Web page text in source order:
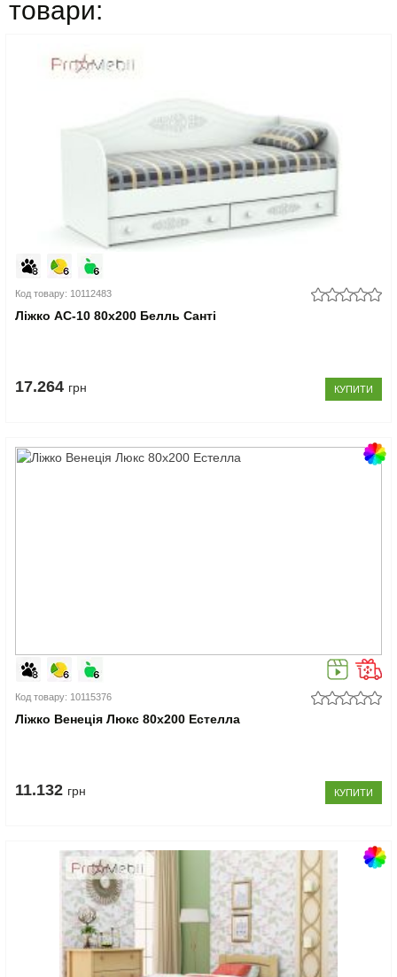
товари:
Код товару: 10112483
Ліжко АС-10 80x200 Белль Санті
17.264 грн КУПИТИ
Код товару: 10115376
Ліжко Венеція Люкс 80x200 Естелла
11.132 грн КУПИТИ